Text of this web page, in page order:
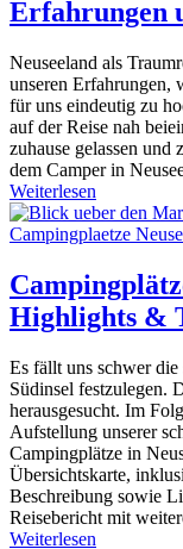
Erfahrungen
Neuseeland als
unseren Erfahrungen,
für uns eindeutig zu
auf der Reise nah
zuhause gelassen
dem Camper in
Weiterlesen
Highlights &
Es fällt uns schwer die
Südinsel festzulegen.
herausgesucht. Im
Aufstellung unserer
Campingplätze in
Übersichtskarte,
Beschreibung sowie
Reisebericht mit
Weiterlesen